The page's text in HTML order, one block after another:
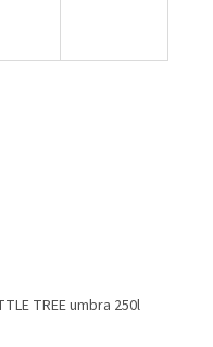
TREE umbra 250l